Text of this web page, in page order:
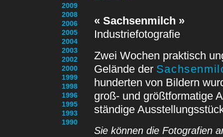
2009
2008
2006
2005
2004
2003
2002
2000
1999
1998
1996
1995
1993
1990
« Sachsenmilch »
Industriefotografie
Zwei Wochen praktisch
Gelände der
hunderten von Bildern
groß- und größtformatige
ständige
Sie können die Fotografien